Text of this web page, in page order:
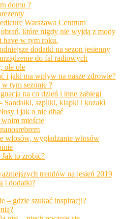
domu ?
Warszawa Centrum
które nigdy nie wyjdą z mody
have w tym roku.
dodatki na sezon jesienny
do fal radiowych
ole ole
i jaki ma wpływ na nasze zdrowie?
tym sezonie ?
na co dzień i inne zabiegi
Sandałki, szpilki, klapki i kozaki
i jak o nie dbać
mieście
wygładzanie włosów
to zrobić?
trendów na jesień 2019
i dodatki?
– gdzie szukać inspiracji?